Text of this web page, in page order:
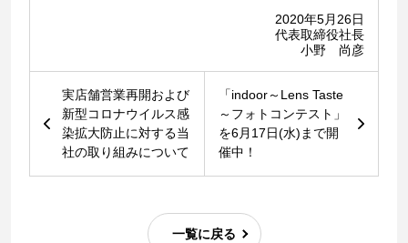
2020年5月26日
代表取締役社長
小野 尚彦
実店舗営業再開および
新型コロナウイルス感
染拡大防止に対する当
社の取り組みについて
「indoor～Lens Taste
～フォトコンテスト」
を6月17日(水)まで開
催中！
一覧に戻る